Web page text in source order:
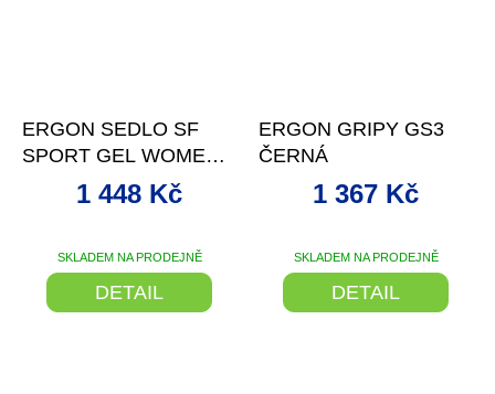
ERGON SEDLO SF
SPORT GEL WOMEN -
SKLADEM NA PRODEJNĚ
1 448 Kč
DETAIL
ERGON GRIPY GS3
ČERNÁ
SKLADEM NA PRODEJNĚ
1 367 Kč
DETAIL